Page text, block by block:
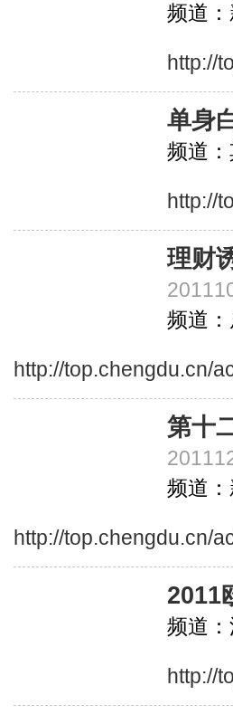
频道
http://
单身
频道
http://
理财
频道
http://top.chengdu.cn/
第十
频道
http://top.chengdu.cn/
2011
频道
http://